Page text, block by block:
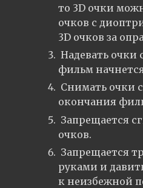
то 3D очки
очков с
3D очков за
Надевать очки
фильм
Снимать очки
окончания
Запрещается
очков.
Запрещается
руками и
к неизбежной